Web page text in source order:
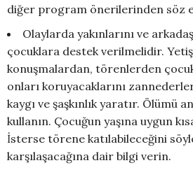
diğer program önerilerinden söz
Olaylarda yakınlarını ve
çocuklara destek verilmelidir.
konuşmalardan, törenlerden
onları koruyacaklarını
kaygı ve şaşkınlık yaratır. Ölümü
kullanın. Çocuğun yaşına uygun
İsterse törene katılabileceğini
karşılaşacağına dair bilgi verin.